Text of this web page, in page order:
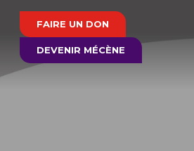
FAIRE UN DON
DEVENIR MÉCÈNE